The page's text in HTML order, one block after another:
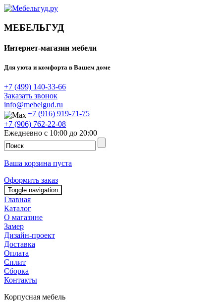
МЕБЕЛЬГУД
Интернет-магазин мебели
Для уюта и комфорта в Вашем доме
+7 (499) 140-33-66
Заказать звонок
info@mebelgud.ru
+7 (916) 919-71-75
+7 (906) 762-22-08
Ежедневно с 10:00 до 20:00
Ваша корзина пуста
Оформить заказ
Toggle navigation
Главная
Каталог
О магазине
Замер
Дизайн-проект
Доставка
Оплата
Сплит
Сборка
Контакты
Корпусная мебель